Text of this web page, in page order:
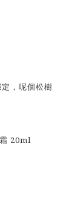
，呢個松樹
20ml